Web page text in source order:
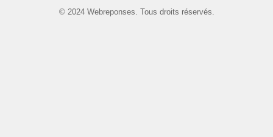
© 2024 Webreponses. Tous droits réservés.